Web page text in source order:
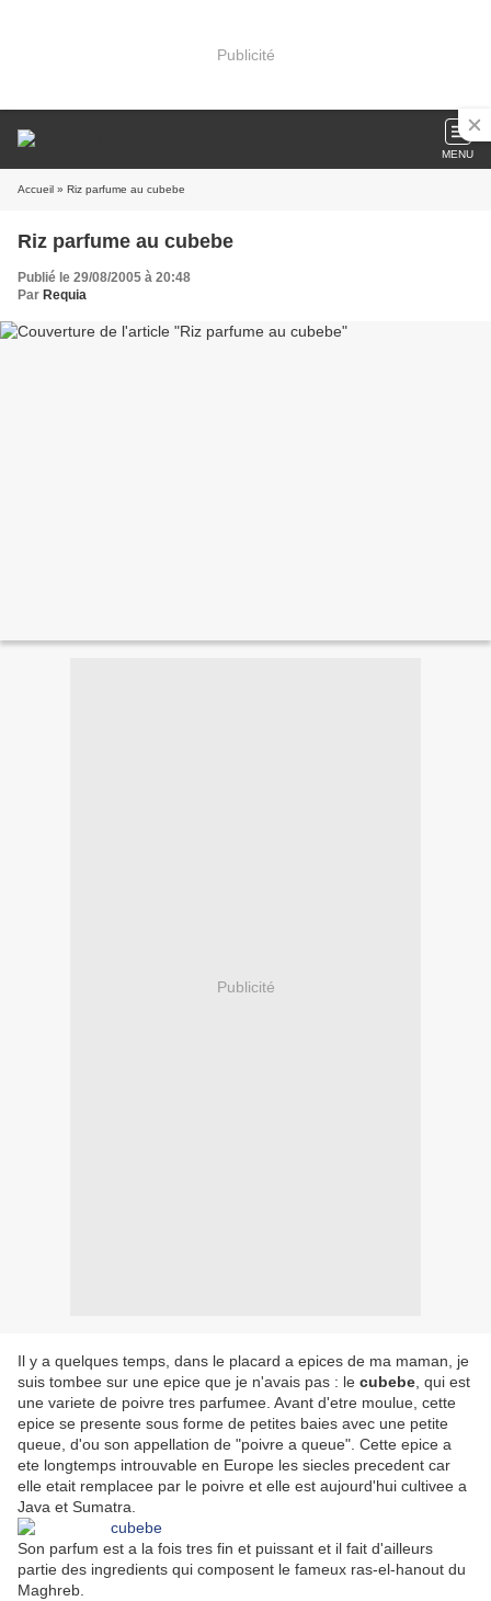
Publicité
MENU
Accueil » Riz parfume au cubebe
Riz parfume au cubebe
Publié le 29/08/2005 à 20:48
Par Requia
Publicité
Il y a quelques temps, dans le placard a epices de ma maman, je
suis tombee sur une epice que je n'avais pas : le cubebe , qui est
une variete de poivre tres parfumee. Avant d'etre moulue, cette
epice se presente sous forme de petites baies avec une petite
queue, d'ou son appellation de "poivre a queue". Cette epice a
ete longtemps introuvable en Europe les siecles precedent car
elle etait remplacee par le poivre et elle est aujourd'hui cultivee a
Java et Sumatra.
Son parfum est a la fois tres fin et puissant et il fait d'ailleurs
partie des ingredients qui composent le fameux ras-el-hanout du
Maghreb.